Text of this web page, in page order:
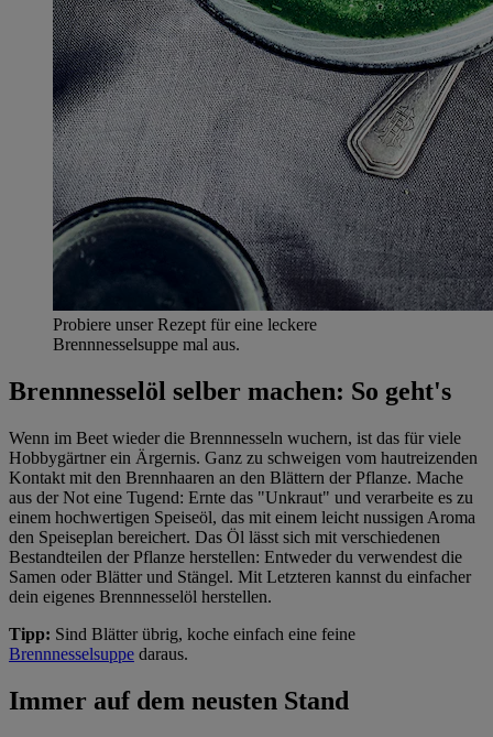
Probiere unser Rezept für eine leckere
Brennnesselsuppe mal aus.
Brennnesselöl selber machen: So geht's
Wenn im Beet wieder die Brennnesseln wuchern, ist das für viele
Hobbygärtner ein Ärgernis. Ganz zu schweigen vom hautreizenden
Kontakt mit den Brennhaaren an den Blättern der Pflanze. Mache
aus der Not eine Tugend: Ernte das "Unkraut" und verarbeite es zu
einem hochwertigen Speiseöl, das mit einem leicht nussigen Aroma
den Speiseplan bereichert. Das Öl lässt sich mit verschiedenen
Bestandteilen der Pflanze herstellen: Entweder du verwendest die
Samen oder Blätter und Stängel. Mit Letzteren kannst du einfacher
dein eigenes Brennnesselöl herstellen.
Tipp: Sind Blätter übrig, koche einfach eine feine
Brennnesselsuppe daraus.
Immer auf dem neusten Stand